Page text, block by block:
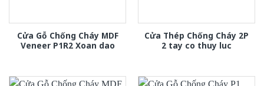
Cửa Gỗ Chống Cháy MDF
Veneer P1R2 Xoan dao
Cửa Thép Chống Cháy 2P
2 tay co thuy luc